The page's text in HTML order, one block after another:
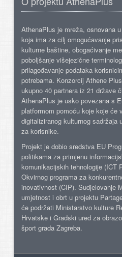
AthenaPlus je mreža, osnovana
koja ima za cilj omogućavanje
kulturne baštine, obogaćivanje
poboljšanje višejezične
prilagođavanje podataka
potrebama. Konzorcij Athene
ukupno 40 partnera iz 21 države
AthenaPlus je usko povezana s
platformom pomoću koje koje će
digitaliziranog kulturnog sadržaja
za korisnike.
Projekt je dobio sredstva EU
politikama za primjenu
komunikacijskih tehnologije (ICT
Okvirnog programa za
inovativnost (CIP). Sudjelovanje
umjetnost i obrt u projektu
će podržati Ministarstvo kulture
Hrvatske i Gradski ured za
šport grada Zagreba.